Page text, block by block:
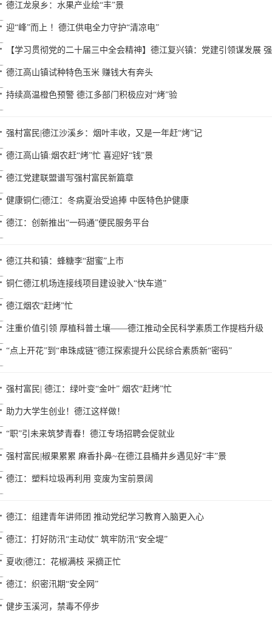
德江龙泉乡：水果产业绘“丰”景
迎“峰”而上 ！德江供电全力守护“清凉电”
【学习贯彻党的二十届三中全会精神】德江复兴镇：党建引领谋发展
德江高山镇试种特色玉米 赚钱大有奔头
持续高温橙色预警 德江多部门积极应对“烤”验
强村富民|德江沙溪乡：烟叶丰收，又是一年赶“烤”记
德江高山镇:烟农赶“烤”忙 喜迎好“钱”景
德江党建联盟谱写强村富民新篇章
健康铜仁|德江：冬病夏治受追捧 中医特色护健康
德江：创新推出“一码通”便民服务平台
德江共和镇：蜂糖李“甜蜜”上市
铜仁德江机场连接线项目建设驶入“快车道”
德江烟农“赶烤”忙
注重价值引领 厚植科普土壤——德江推动全民科学素质工作提档升级
“点上开花”到“串珠成链”德江探索提升公民综合素质新“密码”
强村富民| 德江：绿叶变“金叶” 烟农“赶烤”忙
助力大学生创业！德江这样做！
“职”引未来筑梦青春！德江专场招聘会促就业
强村富民|椒果累累 麻香扑鼻~在德江县桶井乡遇见好“丰”景
德江：塑料垃圾再利用 变废为宝前景阔
德江：组建青年讲师团 推动党纪学习教育入脑更入心
德江：打好防汛“主动仗” 筑牢防汛“安全堤”
夏收|德江：花椒满枝 采摘正忙
德江：织密汛期“安全网”
健步玉溪河，禁毒不停步